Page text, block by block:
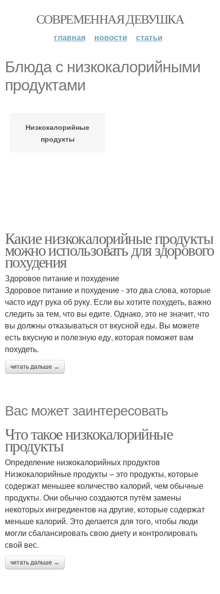
СОВРЕМЕННАЯ ДЕВУШКА
главная новости статьи
Блюда с низкокалорийными
продуктами
Низкокалорийные
продукты
Какие низкокалорийные продукты
можно использовать для здорового
похудения
Здоровое питание и похудение
Здоровое питание и похудение - это два слова, которые
часто идут рука об руку. Если вы хотите похудеть, важно
следить за тем, что вы едите. Однако, это не значит, что
вы должны отказываться от вкусной еды. Вы можете
есть вкусную и полезную еду, которая поможет вам
похудеть.
читать дальше →
Вас может заинтересовать
Что такое низкокалорийные
продукты
Определение низкокалорийных продуктов
Низкокалорийные продукты – это продукты, которые
содержат меньшее количество калорий, чем обычные
продукты. Они обычно создаются путём замены
некоторых ингредиентов на другие, которые содержат
меньше калорий. Это делается для того, чтобы люди
могли сбалансировать свою диету и контролировать
свой вес.
читать дальше →